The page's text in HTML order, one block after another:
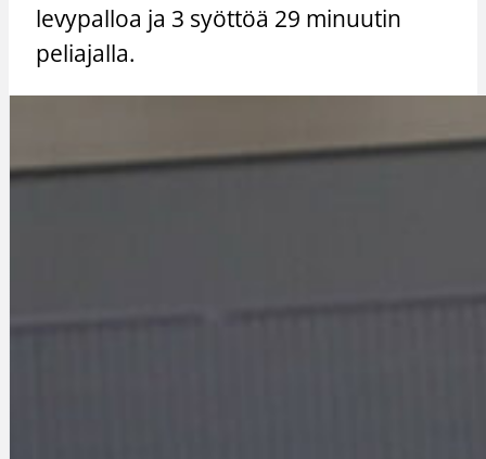
levypalloa ja 3 syöttöä 29 minuutin
peliajalla.